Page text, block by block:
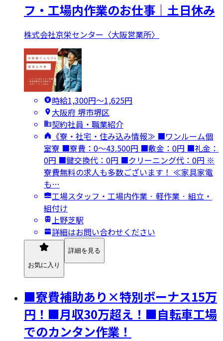
フ・工場内作業のお仕事｜土日休み
株式会社京栄センター〈大阪営業所〉
時給1,300円〜1,625円
大阪府 堺市堺区
契約社員・職業紹介
《寮・社宅・住み込み情報≫ ■ワンルーム個
室寮 ■寮費：0～43.500円 ■敷金：0円 ■礼金：
0円 ■鍵交換代：0円 ■クリーニング代：0円 ※
寮費無料の求人も多数ございます！ ≪家具家電
も…
工場スタッフ・工場内作業 · 軽作業 · 組立・
組付け
上野芝駅
詳細はお問い合わせください
お気に入り
詳細を見る
■寮費補助あり×特別ボーナス15万
円！■月収30万超え！■自転車工場
でのカンタン作業！